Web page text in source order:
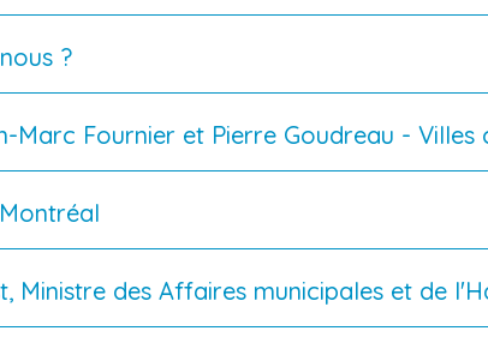
?
Marc Fournier et Pierre Goudreau - Villes
Ministre des Affaires municipales et de